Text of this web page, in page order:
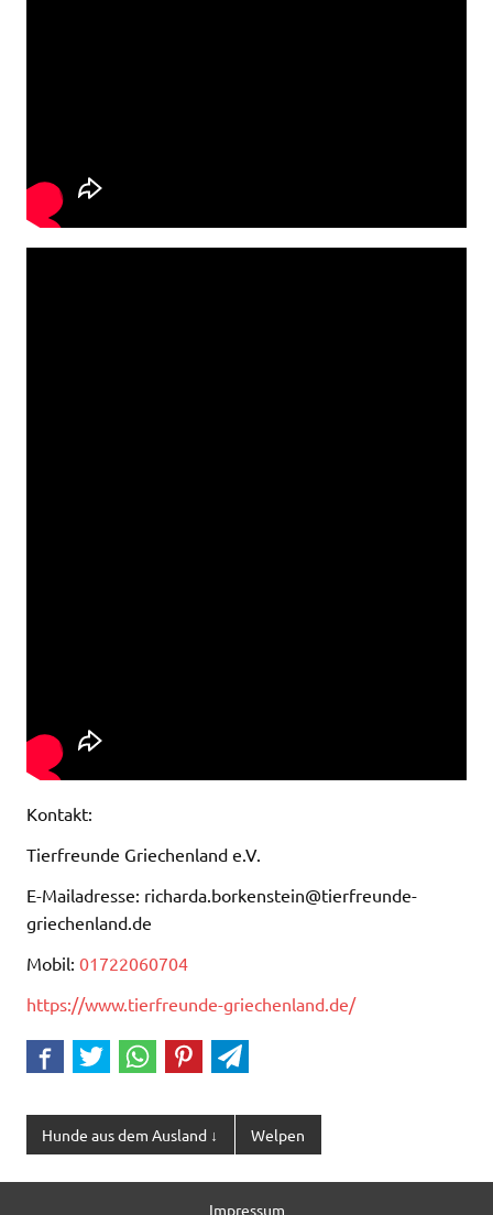
Kontakt:
Tierfreunde Griechenland e.V.
E-Mailadresse: richarda.borkenstein@tierfreunde-
griechenland.de
Mobil: 01722060704
https://www.tierfreunde-griechenland.de/
Hunde aus dem Ausland ↓ Welpen
Impressum